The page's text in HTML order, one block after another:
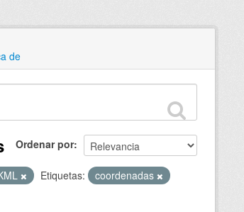
de
Ordenar por
Etiquetas:
coordenadas